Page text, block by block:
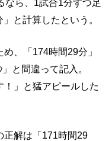
なら、1試合1分ずつ足
と計算したという。
、「174時間29分」
と間違って記入。
！」と猛アピールした
正解は「171時間29